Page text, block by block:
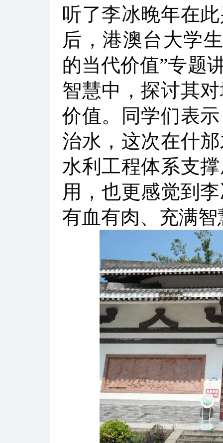
听了李冰晚年在
后，港澳台大学
的当代价值”专题
智慧中，探讨其
价值。同学们表
治水，这次在什
水利工程体系支
用，也更感觉到
有血有肉、充满